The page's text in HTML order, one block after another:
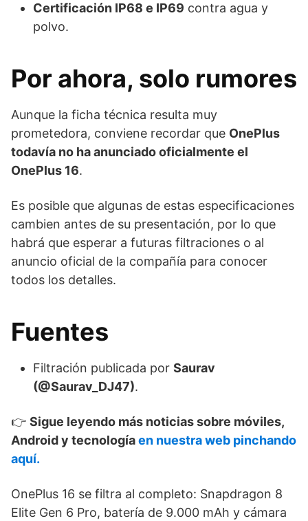
Certificación IP68 e IP69 contra agua y
polvo.
Por ahora, solo rumores
Aunque la ficha técnica resulta muy
prometedora, conviene recordar que OnePlus
todavía no ha anunciado oficialmente el
OnePlus 16.
Es posible que algunas de estas especificaciones
cambien antes de su presentación, por lo que
habrá que esperar a futuras filtraciones o al
anuncio oficial de la compañía para conocer
todos los detalles.
Fuentes
Filtración publicada por Saurav
(@Saurav_DJ47).
👉 Sigue leyendo más noticias sobre móviles,
Android y tecnologíaen nuestra web pinchando
aquí.
OnePlus 16 se filtra al completo: Snapdragon 8
Elite Gen 6 Pro, batería de 9.000 mAh y cámara